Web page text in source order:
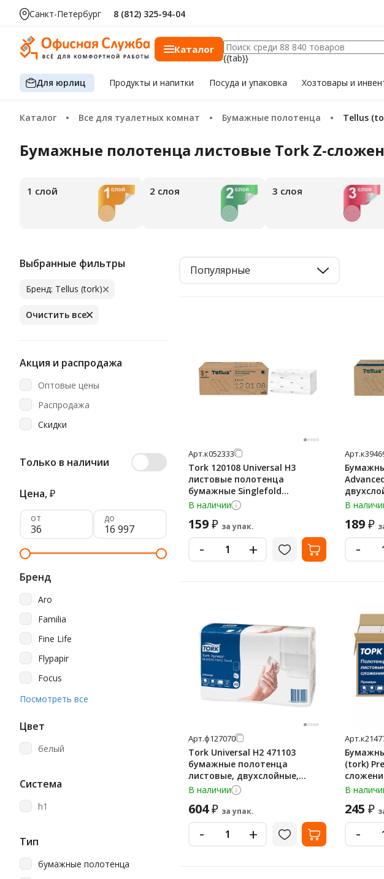
Санкт-Петербург 8 (812) 325-94-04
Каталог
{{tab}}
Для юрлиц Продуктыи напитки Посуда и упаковка Хозтоварыи
Каталог Все для туалетных комнат Бумажные полотенца Tellus
Бумажные полотенца листовые Tork Z-
1 слой 2 слоя 3 слоя
Выбранные фильтры
Бренд: Tellus (tork)
Очистить все
Акция и распродажа
Оптовые цены
Распродажа
Скидки
Только в наличии
Цена,₽
от до
Бренд
Aro
Familia
Fine Life
Flypapir
Focus
Gratias
Посмотреть все
Цвет
белый
Система
h1
Тип
бумажные полотенца
Популярные
Арт.к052333
Tork 120108 Universal H3
листовые полотенца
бумажные Singlefold
сложения ZZ, белые, 1 слой,
В наличии
159₽ за упак.
- +
Арт.
В
189₽
-
Арт.ф127070
Tork Universal H2 471103
бумажные полотенца
листовые, двухслойные,
190шт, белые
В наличии
604₽ за упак.
- +
Арт.
(tork)
133100
В
245 ₽
-